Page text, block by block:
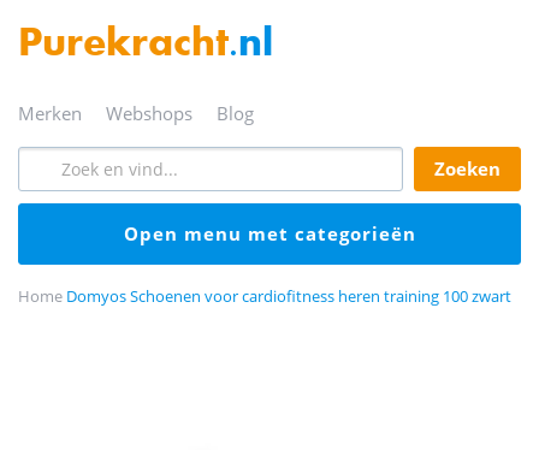
Purekracht.nl
merken webshops blog
zoeken
open menu met categorieën
Home Domyos Schoenen voor cardiofitness heren training 100 zwart